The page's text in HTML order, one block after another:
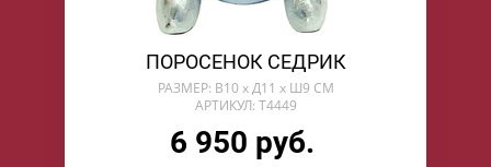
ПОРОСЕНОК СЕДРИК
РАЗМЕР: В10 х Д11 х Ш9 СМ
АРТИКУЛ: T4449
6 950 руб.